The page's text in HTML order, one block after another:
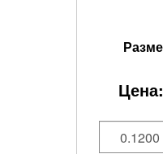
Цена: